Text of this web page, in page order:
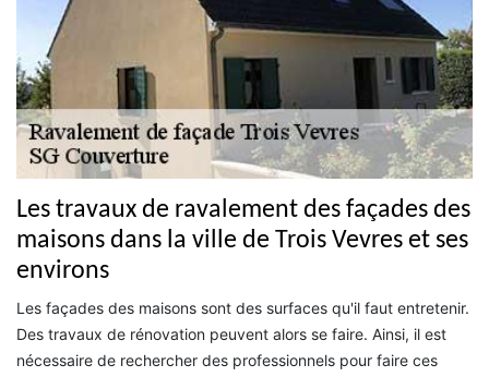
Les travaux de ravalement des façades des
maisons dans la ville de Trois Vevres et ses
environs
Les façades des maisons sont des surfaces qu'il faut entretenir.
Des travaux de rénovation peuvent alors se faire. Ainsi, il est
nécessaire de rechercher des professionnels pour faire ces